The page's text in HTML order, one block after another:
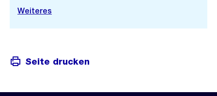
Weiteres
Seite drucken